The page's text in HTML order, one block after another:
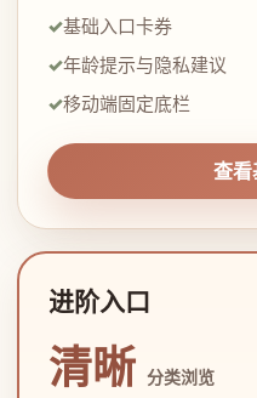
基础入口卡券
年龄提示与隐私建议
移动端固定底栏
查看
进阶入口
清晰 分类浏览